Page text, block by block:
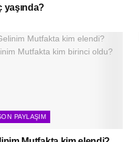
yaşında?
PAYLAŞIM